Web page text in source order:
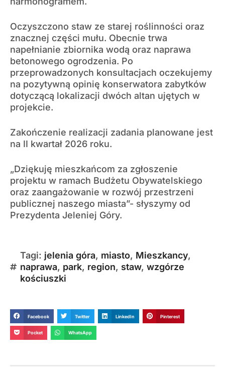
Oczyszczono staw ze starej roślinności oraz
znacznej części mułu. Obecnie trwa
napełnianie zbiornika wodą oraz naprawa
betonowego ogrodzenia. Po
przeprowadzonych konsultacjach oczekujemy
na pozytywną opinię konserwatora zabytków
dotyczącą lokalizacji dwóch altan ujętych w
projekcie.
Zakończenie realizacji zadania planowane jest
na II kwartał 2026 roku.
„Dziękuję mieszkańcom za zgłoszenie
projektu w ramach Budżetu Obywatelskiego
oraz zaangażowanie w rozwój przestrzeni
publicznej naszego miasta”- słyszymy od
Prezydenta Jeleniej Góry.
Tagi: jelenia góra, miasto, Mieszkancy,
naprawa, park, region, staw, wzgórze
kościuszki
Facebook Twitter LinkedIn Pinterest
Pocket WhatsApp